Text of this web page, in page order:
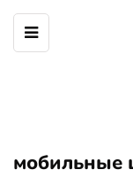
мобильные